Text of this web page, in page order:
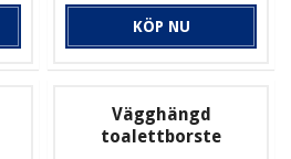
KÖP NU
Vägghängd
toalettborste